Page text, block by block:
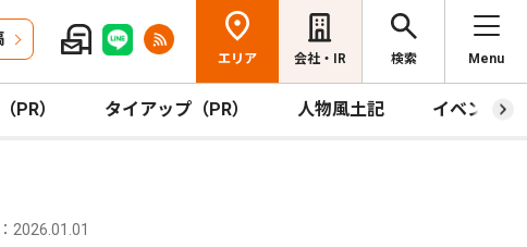
エリア 会社・IR 検索 Menu
PR） タイアップ（PR） 人物風土記 イベント
2026.01.01